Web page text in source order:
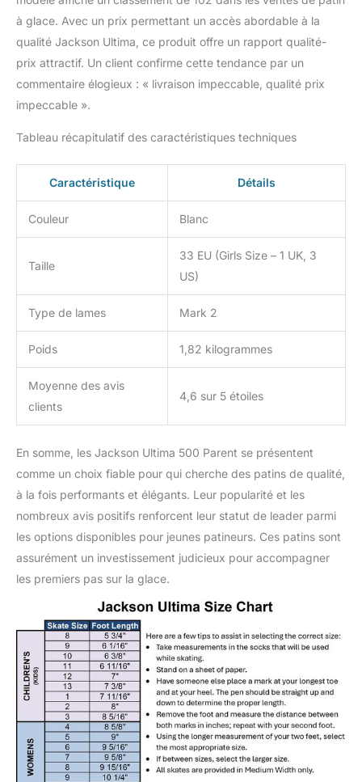
grande longueur du talon
tableau des tailles pour
trouver une taille
correspondant à votre
à glace. Avec un prix permettant un accès abordable à la
qualité Jackson Ultima, ce produit offre un rapport qualité-
prix attractif. Un client confirme cette tendance par un
commentaire élogieux : « livraison impeccable, qualité prix
impeccable ».
Tableau récapitulatif des caractéristiques techniques
Caractéristique Détails
Couleur Blanc
Taille
33 EU (Girls Size – 1 UK, 3
US)
Type de lames Mark 2
Poids 1,82 kilogrammes
Moyenne des avis
clients
4,6 sur 5 étoiles
En somme, les Jackson Ultima 500 Parent se présentent
comme un choix fiable pour qui cherche des patins de qualité,
à la fois performants et élégants. Leur popularité et les
nombreux avis positifs renforcent leur statut de leader parmi
les options disponibles pour jeunes patineurs. Ces patins sont
assurément un investissement judicieux pour accompagner
les premiers pas sur la glace.